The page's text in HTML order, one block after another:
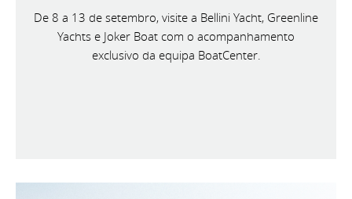
De 8 a 13 de setembro, visite a Bellini Yacht, Greenline
Yachts e Joker Boat com o acompanhamento
exclusivo da equipa BoatCenter.